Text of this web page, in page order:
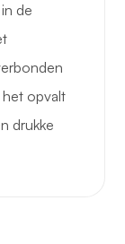
de
opvalt
drukke